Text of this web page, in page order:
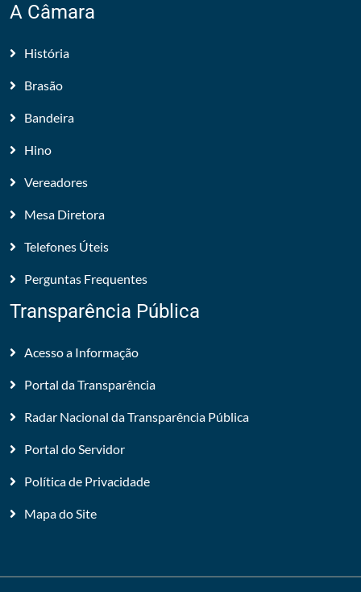
A Câmara
História
Brasão
Bandeira
Hino
Vereadores
Mesa Diretora
Telefones Úteis
Perguntas Frequentes
Transparência Pública
Acesso a Informação
Portal da Transparência
Radar Nacional da Transparência Pública
Portal do Servidor
Política de Privacidade
Mapa do Site